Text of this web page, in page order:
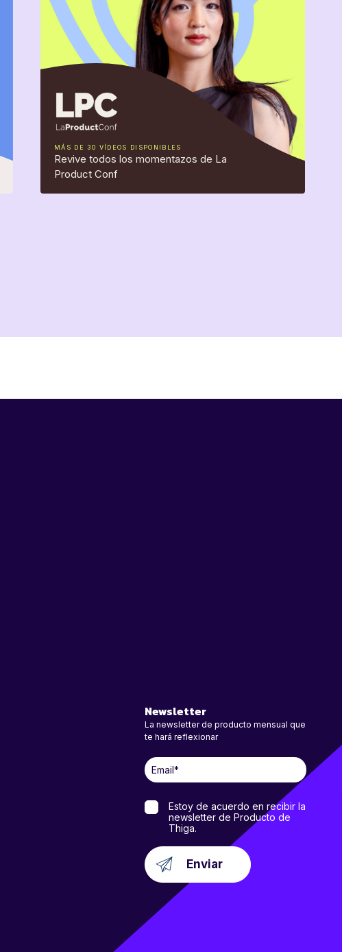
MÁS DE 30 VÍDEOS DISPONIBLES
Revive todos los momentazos de La
Product Conf
Newsletter
La newsletter de producto mensual que
te hará reflexionar
Estoy de acuerdo en recibir la
newsletter de Producto de
Thiga.